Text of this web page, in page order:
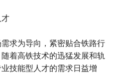
求为导向，紧密贴合铁路行
着高铁技术的迅猛发展和轨
技能型人才的需求日益增